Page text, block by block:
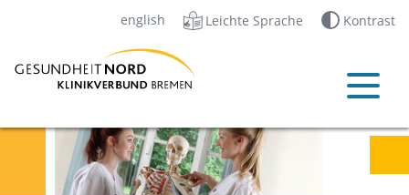
english Leichte Sprache Kontrast